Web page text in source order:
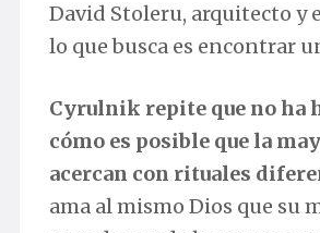
David Stoleru, arquitecto y
lo que busca es encontrar
Cyrulnik repite que no ha
cómo es posible que la
acercan con rituales
ama al mismo Dios que su